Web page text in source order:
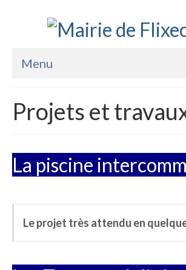
Menu
La Mairie
Services
Sports Loisirs et Culture
Projets et
La piscine
Le projet très attendu en